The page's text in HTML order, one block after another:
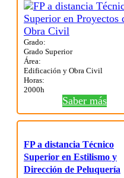
Grado:
Grado Superior
Área:
Edificación y Obra Civil
Horas:
2000h
Saber más
FP a distancia Técnico
Superior en Estilismo y
Dirección de Peluquería